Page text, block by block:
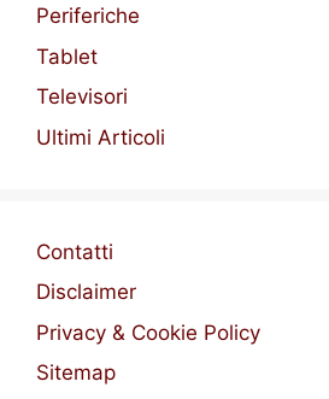
Periferiche
Tablet
Televisori
Ultimi Articoli
Contatti
Disclaimer
Privacy & Cookie Policy
Sitemap